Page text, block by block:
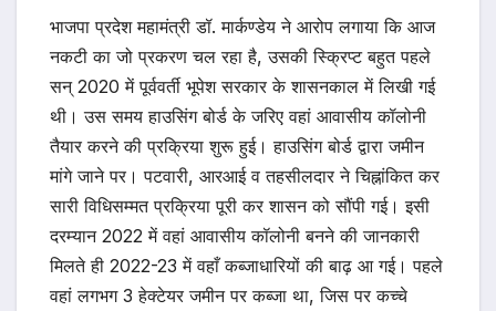
भाजपा प्रदेश महामंत्री डॉ. मार्कण्डेय ने आरोप लगाया कि आज
नकटी का जो प्रकरण चल रहा है, उसकी स्क्रिप्ट बहुत पहले
सन् 2020 में पूर्ववर्ती भूपेश सरकार के शासनकाल में लिखी गई
थी। उस समय हाउसिंग बोर्ड के जरिए वहां आवासीय कॉलोनी
तैयार करने की प्रक्रिया शुरू हुई। हाउसिंग बोर्ड द्वारा जमीन
मांगे जाने पर। पटवारी, आरआई व तहसीलदार ने चिह्नांकित कर
सारी विधिसम्मत प्रक्रिया पूरी कर शासन को सौंपी गई। इसी
दरम्यान 2022 में वहां आवासीय कॉलोनी बनने की जानकारी
मिलते ही 2022-23 में वहाँ कब्जाधारियों की बाढ़ आ गई। पहले
वहां लगभग 3 हेक्टेयर जमीन पर कब्जा था, जिस पर कच्चे